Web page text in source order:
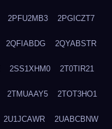
2PFU2MB3 2PGICZT7
2QFIABDG 2QYABSTR
2SS1XHM0 2T0TIR21
2TMUAAY5 2TOT3HO1
2U1JCAWR 2UABCBNW